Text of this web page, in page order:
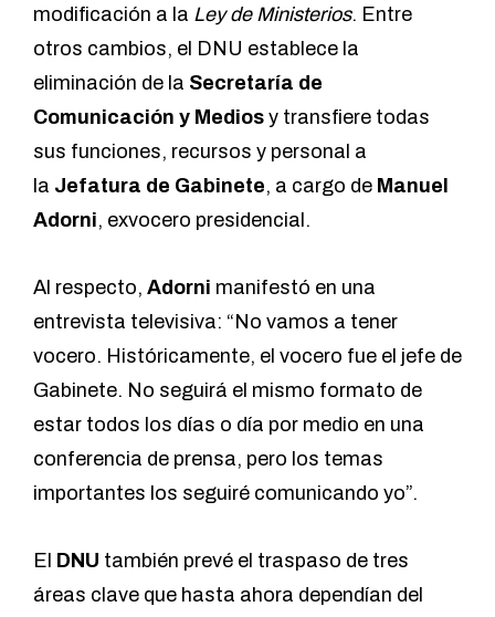
modificación a la Ley de Ministerios. Entre
otros cambios, el DNU establece la
eliminación de la Secretaría de
Comunicación y Medios y transfiere todas
sus funciones, recursos y personal a
la Jefatura de Gabinete, a cargo de Manuel
Adorni, exvocero presidencial.
Al respecto, Adorni manifestó en una
entrevista televisiva: “No vamos a tener
vocero. Históricamente, el vocero fue el jefe de
Gabinete. No seguirá el mismo formato de
estar todos los días o día por medio en una
conferencia de prensa, pero los temas
importantes los seguiré comunicando yo”.
El DNU también prevé el traspaso de tres
áreas clave que hasta ahora dependían del